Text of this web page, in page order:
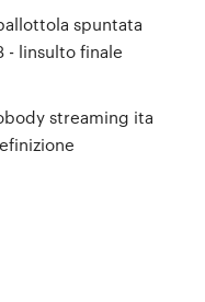
spuntata
- linsulto finale
streaming ita